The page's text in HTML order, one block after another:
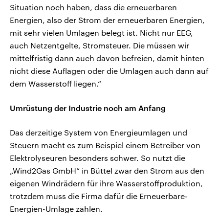
Situation noch haben, dass die erneuerbaren
Energien, also der Strom der erneuerbaren Energien,
mit sehr vielen Umlagen belegt ist. Nicht nur EEG,
auch Netzentgelte, Stromsteuer. Die müssen wir
mittelfristig dann auch davon befreien, damit hinten
nicht diese Auflagen oder die Umlagen auch dann auf
dem Wasserstoff liegen.“
Umrüstung der Industrie noch am Anfang
Das derzeitige System von Energieumlagen und
Steuern macht es zum Beispiel einem Betreiber von
Elektrolyseuren besonders schwer. So nutzt die
„Wind2Gas GmbH“ in Büttel zwar den Strom aus den
eigenen Windrädern für ihre Wasserstoffproduktion,
trotzdem muss die Firma dafür die Erneuerbare-
Energien-Umlage zahlen.